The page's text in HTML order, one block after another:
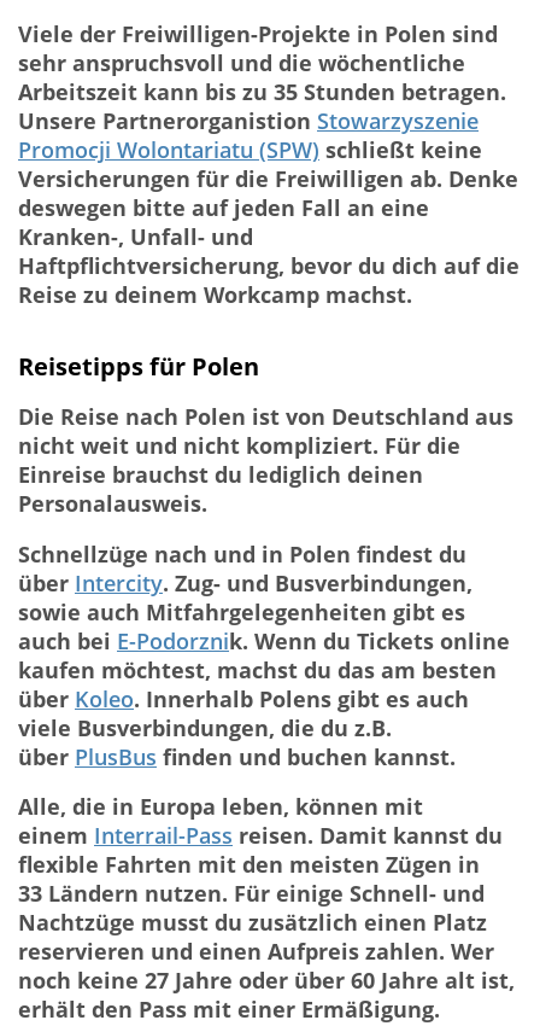
Viele der Freiwilligen-Projekte in Polen sind
sehr anspruchsvoll und die wöchentliche
Arbeitszeit kann bis zu 35 Stunden betragen.
Unsere Partnerorganistion Stowarzyszenie
Promocji Wolontariatu (SPW) schließt keine
Versicherungen für die Freiwilligen ab. Denke
deswegen bitte auf jeden Fall an eine
Kranken-, Unfall- und
Haftpflichtversicherung, bevor du dich auf die
Reise zu deinem Workcamp machst.
Reisetipps für Polen
Die Reise nach Polen ist von Deutschland aus
nicht weit und nicht kompliziert. Für die
Einreise brauchst du lediglich deinen
Personalausweis.
Schnellzüge nach und in Polen findest du
über Intercity. Zug- und Busverbindungen,
sowie auch Mitfahrgelegenheiten gibt es
auch bei E-Podorznik. Wenn du Tickets online
kaufen möchtest, machst du das am besten
über Koleo. Innerhalb Polens gibt es auch
viele Busverbindungen, die du z.B.
über PlusBus finden und buchen kannst.
Alle, die in Europa leben, können mit
einem Interrail-Pass reisen. Damit kannst du
flexible Fahrten mit den meisten Zügen in
33 Ländern nutzen. Für einige Schnell- und
Nachtzüge musst du zusätzlich einen Platz
reservieren und einen Aufpreis zahlen. Wer
noch keine 27 Jahre oder über 60 Jahre alt ist,
erhält den Pass mit einer Ermäßigung.